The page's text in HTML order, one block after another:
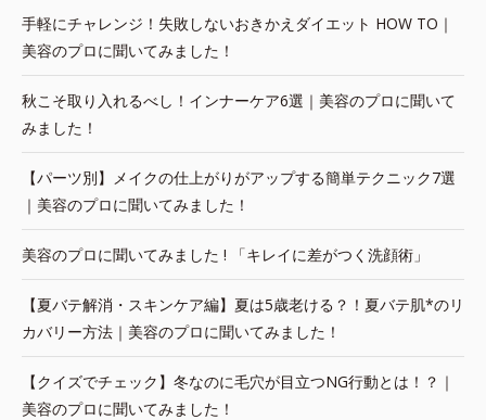
手軽にチャレンジ！失敗しないおきかえダイエット HOW TO｜
美容のプロに聞いてみました！
秋こそ取り入れるべし！インナーケア6選｜美容のプロに聞いて
みました！
【パーツ別】メイクの仕上がりがアップする簡単テクニック7選
｜美容のプロに聞いてみました！
美容のプロに聞いてみました ! 「キレイに差がつく洗顔術」
【夏バテ解消・スキンケア編】夏は5歳老ける？！夏バテ肌*のリ
カバリー方法｜美容のプロに聞いてみました！
【クイズでチェック】冬なのに毛穴が目立つNG行動とは！？｜
美容のプロに聞いてみました！